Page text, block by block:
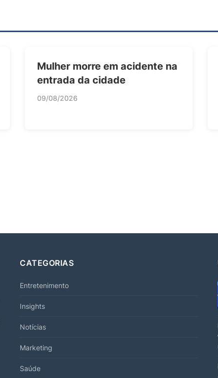
Mulher morre em acidente na
entrada da cidade
09/08/2026
CATEGORIAS
Entretenimento
Insights
Notícias
Marketing
Saúde